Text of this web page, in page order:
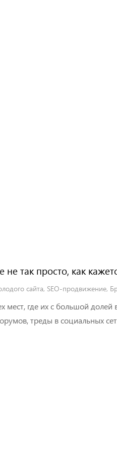
так просто, как
сайта, SEO-продвижение,
мест, где их с большой
треды в социальных